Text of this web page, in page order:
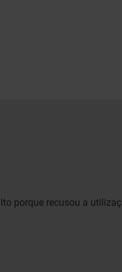
porque recusou a